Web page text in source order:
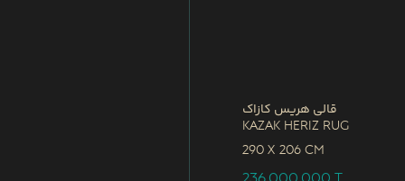
قالی هریس کازاک
Kazak Heriz Rug
290 x 206 CM